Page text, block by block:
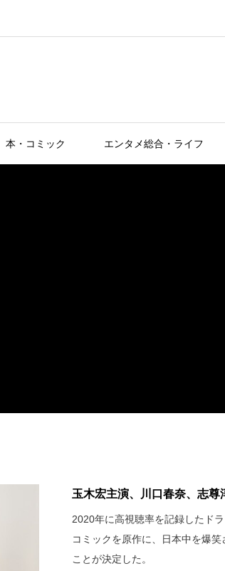
本・コミック エンタメ総合・ライフ
玉木宏主演、川口春奈、志
2020年に高視聴率を記録したド
コミックを原作に、日本中を爆
ことが決定した。